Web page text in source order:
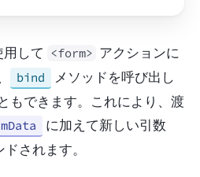
して <form> アクションに
bind
メソッドを呼び出し
もできます。これにより、渡
に加えて新しい引数
されます。